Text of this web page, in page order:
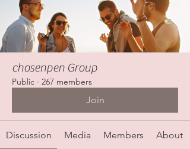
chosenpen Group
Public · 267 members
Join
Discussion Media Members About